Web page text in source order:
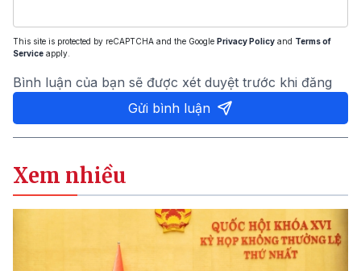
This site is protected by reCAPTCHA and the Google Privacy Policy and Terms of
Service apply.
Bình luận của bạn sẽ được xét duyệt trước khi đăng
Gửi bình luận
Xem nhiều